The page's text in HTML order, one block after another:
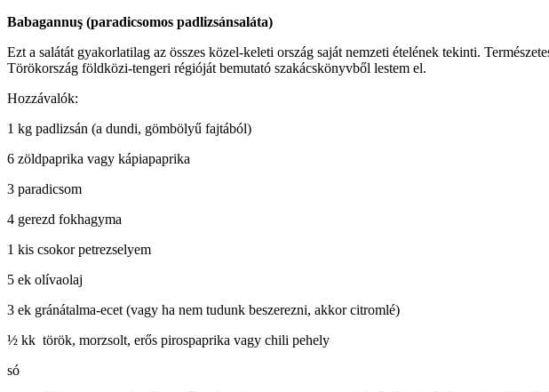
Babagannuş (paradicsomos padlizsánsaláta)
Ezt a salátát gyakorlatilag az összes közel-keleti ország saját nemzeti ételének tekinti.
Törökország földközi-tengeri régióját bemutató szakácskönyvből lestem el.
Hozzávalók:
1 kg padlizsán (a dundi, gömbölyű fajtából)
6 zöldpaprika vagy kápiapaprika
3 paradicsom
4 gerezd fokhagyma
1 kis csokor petrezselyem
5 ek olívaolaj
3 ek gránátalma-ecet (vagy ha nem tudunk beszerezni, akkor citromlé)
½ kk török, morzsolt, erős pirospaprika vagy chili pehely
só